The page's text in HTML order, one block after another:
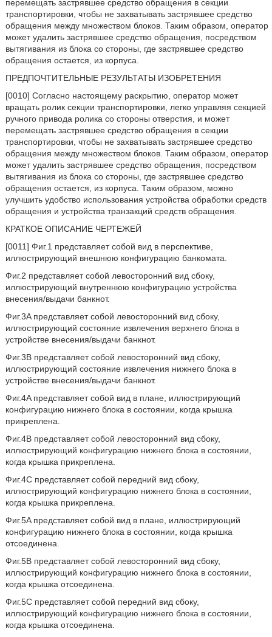
перемещать застрявшее средство обращения в секции
транспортировки, чтобы не захватывать застрявшее средство
обращения между множеством блоков. Таким образом, оператор
может удалить застрявшее средство обращения, посредством
вытягивания из блока со стороны, где застрявшее средство
обращения остается, из корпуса.
ПРЕДПОЧТИТЕЛЬНЫЕ РЕЗУЛЬТАТЫ ИЗОБРЕТЕНИЯ
[0010] Согласно настоящему раскрытию, оператор может
вращать ролик секции транспортировки, легко управляя секцией
ручного привода ролика со стороны отверстия, и может
перемещать застрявшее средство обращения в секции
транспортировки, чтобы не захватывать застрявшее средство
обращения между множеством блоков. Таким образом, оператор
может удалить застрявшее средство обращения, посредством
вытягивания из блока со стороны, где застрявшее средство
обращения остается, из корпуса. Таким образом, можно
улучшить удобство использования устройства обработки средств
обращения и устройства транзакций средств обращения.
КРАТКОЕ ОПИСАНИЕ ЧЕРТЕЖЕЙ
[0011] Фиг.1 представляет собой вид в перспективе,
иллюстрирующий внешнюю конфигурацию банкомата.
Фиг.2 представляет собой левосторонний вид сбоку,
иллюстрирующий внутреннюю конфигурацию устройства
внесения/выдачи банкнот.
Фиг.3A представляет собой левосторонний вид сбоку,
иллюстрирующий состояние извлечения верхнего блока в
устройстве внесения/выдачи банкнот.
Фиг.3В представляет собой левосторонний вид сбоку,
иллюстрирующий состояние извлечения нижнего блока в
устройстве внесения/выдачи банкнот.
Фиг.4A представляет собой вид в плане, иллюстрирующий
конфигурацию нижнего блока в состоянии, когда крышка
прикреплена.
Фиг.4В представляет собой левосторонний вид сбоку,
иллюстрирующий конфигурацию нижнего блока в состоянии,
когда крышка прикреплена.
Фиг.4С представляет собой передний вид сбоку,
иллюстрирующий конфигурацию нижнего блока в состоянии,
когда крышка прикреплена.
Фиг.5A представляет собой вид в плане, иллюстрирующий
конфигурацию нижнего блока в состоянии, когда крышка
отсоединена.
Фиг.5В представляет собой левосторонний вид сбоку,
иллюстрирующий конфигурацию нижнего блока в состоянии,
когда крышка отсоединена.
Фиг.5С представляет собой передний вид сбоку,
иллюстрирующий конфигурацию нижнего блока в состоянии,
когда крышка отсоединена.